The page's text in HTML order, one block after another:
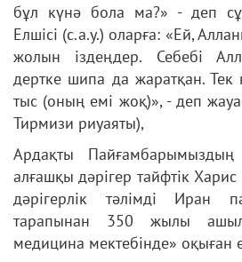
бұл күнә бола ма?» - деп
Елшісі (с.а.у.) оларға: «Ей,
жолын іздеңдер. Себебі
дертке шипа да жаратқан. Тек
тыс (оның емі жоқ)», - деп
Тирмизи риуаяты),
Ардақты Пайғамбарымыздың
алғашқы дәрігер тайфтік
дәрігерлік тәлімді Иран
тарапынан 350 жылы
медицина мектебінде» оқыған